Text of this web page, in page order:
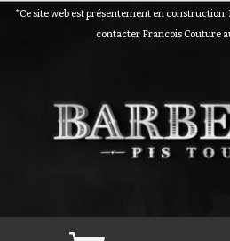
*Ce site web est présentement en
contacter Francois Couture